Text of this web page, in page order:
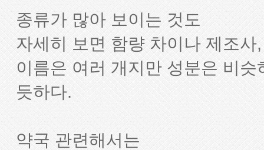
종류가 많아 보이는 것도
자세히 보면 함량 차이나 제조
이름은 여러 개지만 성분은 비
듯하다.
약국 관련해서는